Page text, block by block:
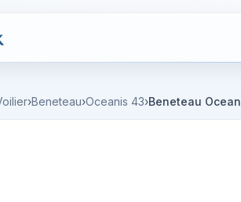
›Beneteau›Oceanis 43›Beneteau